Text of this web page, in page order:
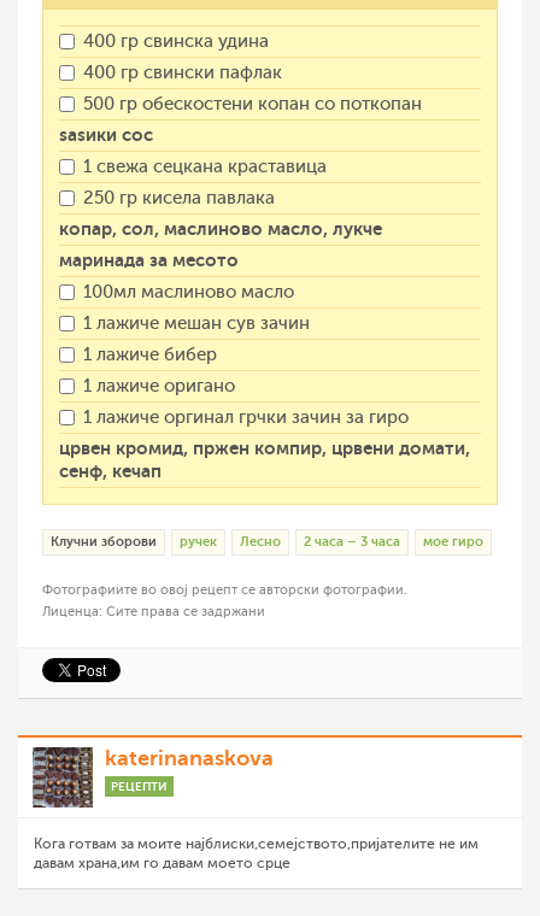
400 гр свинска удина
400 гр свински пафлак
500 гр обескостени копан со поткопан
ѕаѕики сос
1 свежа сецкана краставица
250 гр кисела павлака
копар, сол, маслиново масло, лукче
маринада за месото
100мл маслиново масло
1 лажиче мешан сув зачин
1 лажиче бибер
1 лажиче оригано
1 лажиче оргинал грчки зачин за гиро
црвен кромид, пржен компир, црвени домати,
сенф, кечап
Клучни зборови ручек Лесно 2 часа – 3 часа мое гиро
Фотографиите во овој рецепт се авторски фотографии.
Лиценца: Сите права се задржани
katerinanaskova
РЕЦЕПТИ
Кога готвам за моите најблиски,семејството,пријателите не им
давам храна,им го давам моето срце